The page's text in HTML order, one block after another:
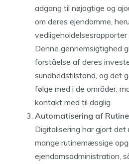
adgang til nøjagtige og
om deres ejendomme,
Denne gennemsigtighed
forståelse af deres
sundhedstilstand, og det
følge med i de områder,
kontakt med til daglig.
Automatisering af
Digitalisering har gjort
mange rutinemæssige
ejendomsadministration,